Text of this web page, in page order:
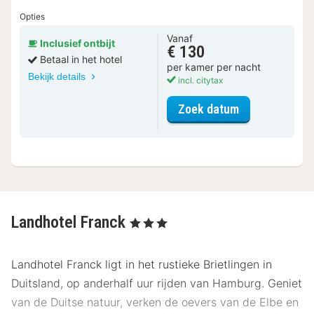
Opties
Inclusief ontbijt
Betaal in het hotel
Bekijk details
Vanaf
€ 130
per kamer per nacht
incl. citytax
Zoek datumvoor
Landhotel Franck , 3 Sterren
Landhotel Franck ligt in het rustieke Brietlingen in
Duitsland, op anderhalf uur rijden van Hamburg. Geniet
van de Duitse natuur, verken de oevers van de Elbe en